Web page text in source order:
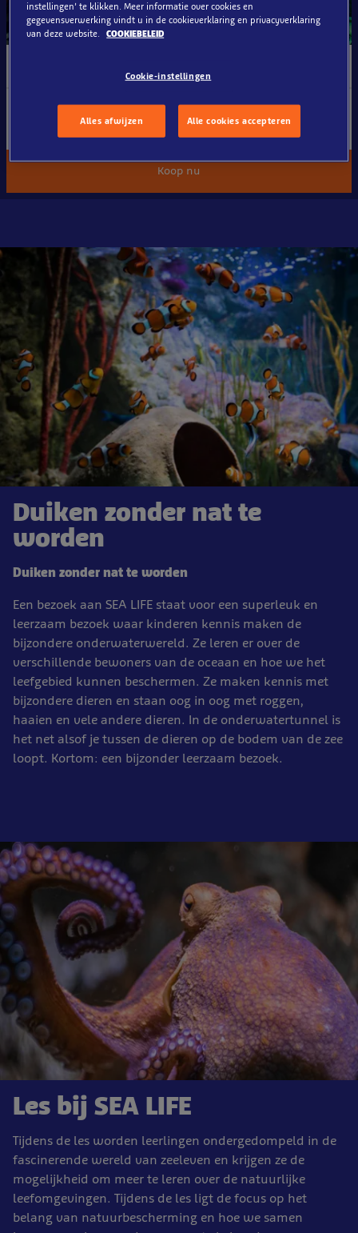
Voordelige groepsprijs vanaf 10 kinderen
Per 10 kinderen is één meerderjarige begeleider gratis
Koop nu
Duiken zonder nat te
worden
Duiken zonder nat te worden
Een bezoek aan SEA LIFE staat voor een superleuk en
leerzaam bezoek waar kinderen kennis maken de
bijzondere onderwaterwereld. Ze leren er over de
verschillende bewoners van de oceaan en hoe we het
leefgebied kunnen beschermen. Ze maken kennis met
bijzondere dieren en staan oog in oog met roggen,
haaien en vele andere dieren. In de onderwatertunnel is
het net alsof je tussen de dieren op de bodem van de zee
loopt. Kortom: een bijzonder leerzaam bezoek.
Les bij SEA LIFE
Tijdens de les worden leerlingen ondergedompeld in de
fascinerende wereld van zeeleven en krijgen ze de
mogelijkheid om meer te leren over de natuurlijke
leefomgevingen. Tijdens de les ligt de focus op het
belang van natuurbescherming en hoe we samen
instellingen’ te klikken. Meer informatie over cookies en
gegevensverwerking vindt u in de cookieverklaring en privacyverklaring
van deze website.
COOKIEBELEID
Cookie-instellingen
Alles afwijzen Alle cookies accepteren